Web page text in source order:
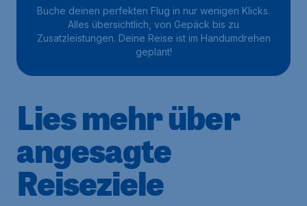
Buche deinen perfekten Flug in nur wenigen Klicks.
Alles übersichtlich, von Gepäck bis zu
Zusatzleistungen. Deine Reise ist im Handumdrehen
geplant!
Lies mehr über
angesagte
Reiseziele